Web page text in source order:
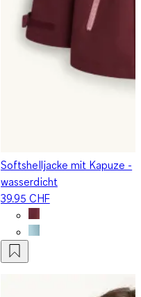
Softshelljacke mit Kapuze -
wasserdicht
39.95 CHF